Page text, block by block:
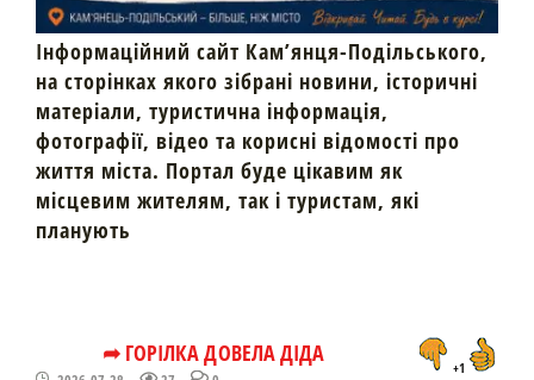
Інформаційний сайт Кам’янця-Подільського,
на сторінках якого зібрані новини, історичні
матеріали, туристична інформація,
фотографії, відео та корисні відомості про
життя міста. Портал буде цікавим як
місцевим жителям, так і туристам, які
планують
➦ ГОРІЛКА ДОВЕЛА ДІДА
+1